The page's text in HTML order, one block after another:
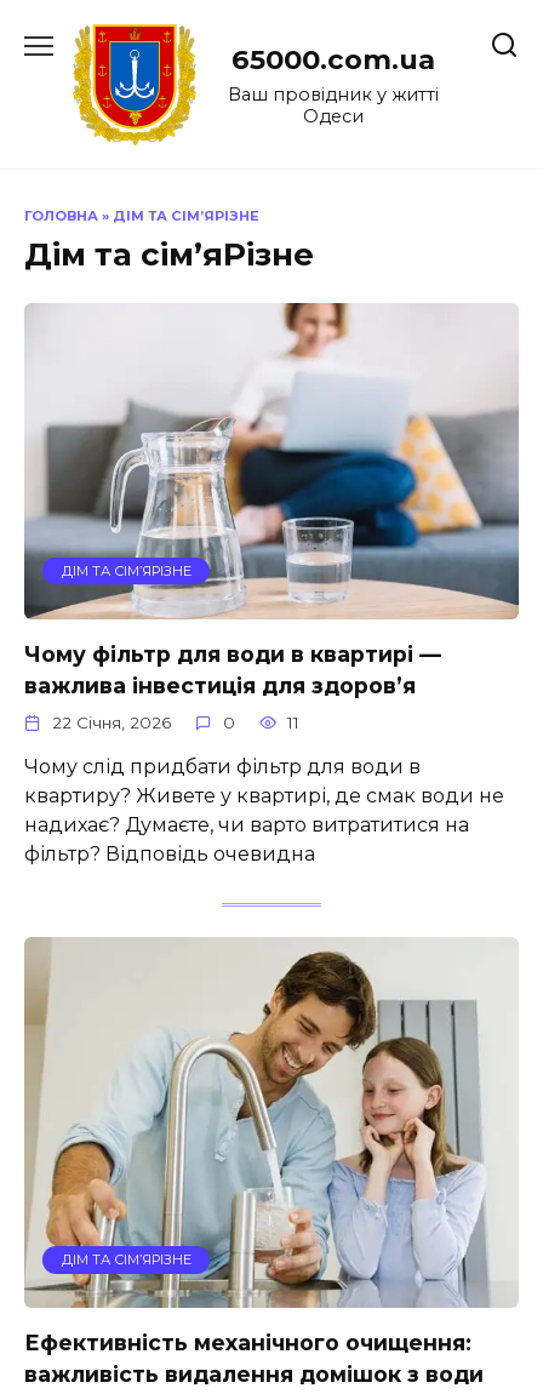
до
65000.com.ua
Ваш провідник у житті
Одеси
ГОЛОВНА » ДІМ ТА СІМ’ЯРІЗНЕ
Дім та сім’яРізне
ДІМ ТА СІМ’ЯРІЗНЕ
Чому фільтр для води в квартирі —
важлива інвестиція для здоров’я
22 Січня, 2026 0 11
Чому слід придбати фільтр для води в
квартиру? Живете у квартирі, де смак води не
надихає? Думаєте, чи варто витратитися на
фільтр? Відповідь очевидна
ДІМ ТА СІМ’ЯРІЗНЕ
Ефективність механічного очищення:
важливість видалення домішок з води